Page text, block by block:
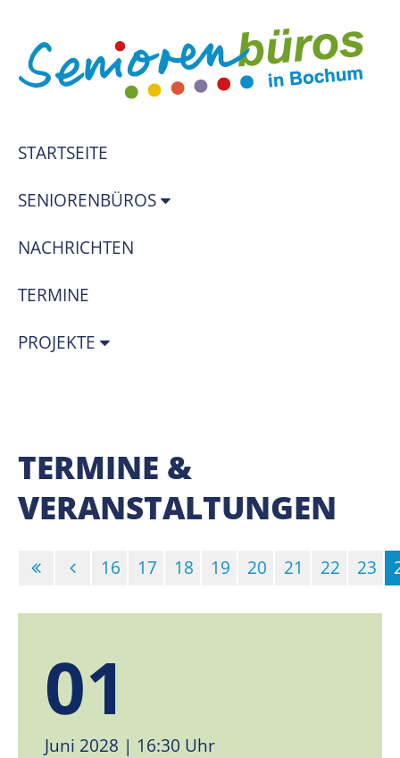
STARTSEITE
SENIORENBÜROS
NACHRICHTEN
TERMINE
PROJEKTE
TERMINE &
VERANSTALTUNGEN
16 17 18 19 20 21 22 23
01
Juni 2028 | 16:30 Uhr